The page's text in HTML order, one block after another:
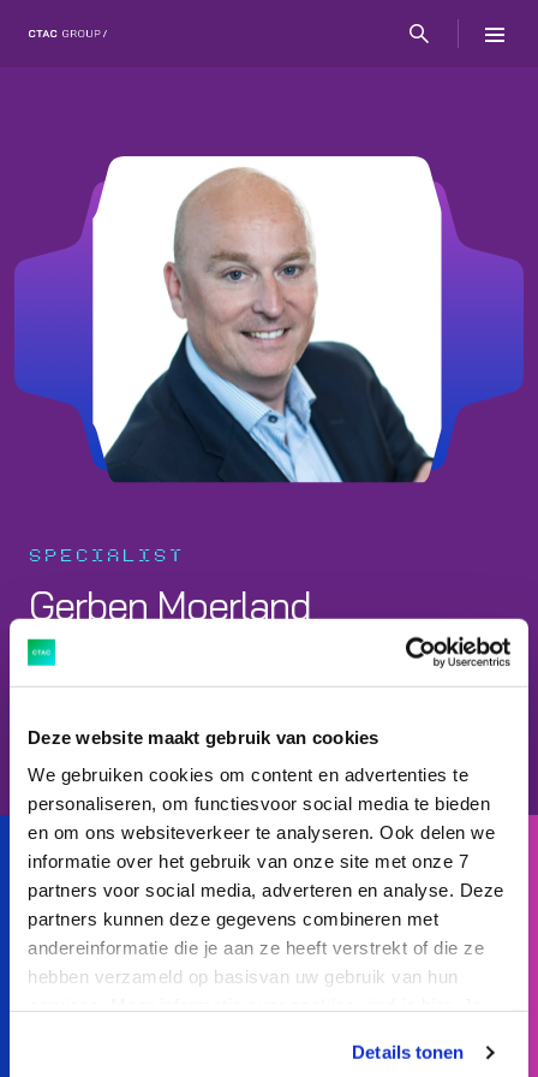
Deze website maakt gebruik van cookies
We gebruiken cookies om content en advertenties te
personaliseren, om functiesvoor social media te bieden
en om ons websiteverkeer te analyseren. Ook delen we
informatie over het gebruik van onze site met onze 7
partners voor social media, adverteren en analyse. Deze
partners kunnen deze gegevens combineren met
andereinformatie die je aan ze heeft verstrekt of die ze
hebben verzameld op basisvan uw gebruik van hun
aanpassen via de CO-knop linksonder. Lees meer over
Details tonen
SPECIALIST
Gerben Moerland
CEO
Ctac Group
Read more